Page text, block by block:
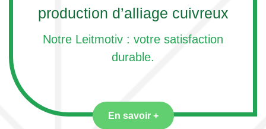
production d’alliage cuivreux
Notre Leitmotiv : votre satisfaction
durable.
En savoir +